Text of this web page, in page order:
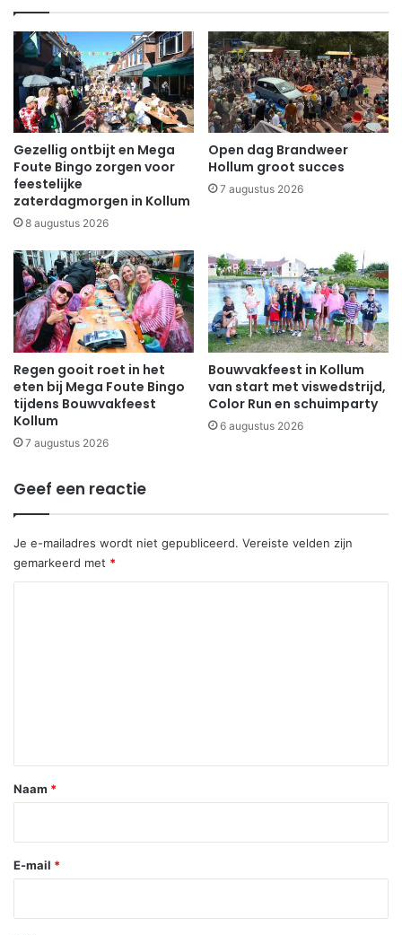
Gezellig ontbijt en Mega
Foute Bingo zorgen voor
feestelijke
zaterdagmorgen in Kollum
8 augustus 2026
Open dag Brandweer
Hollum groot succes
7 augustus 2026
Regen gooit roet in het
eten bij Mega Foute Bingo
tijdens Bouwvakfeest
Kollum
7 augustus 2026
Bouwvakfeest in Kollum
van start met viswedstrijd,
Color Run en schuimparty
6 augustus 2026
Geef een reactie
Je e-mailadres wordt niet gepubliceerd. Vereiste velden zijn
gemarkeerd met *
*
Naam *
E-mail *